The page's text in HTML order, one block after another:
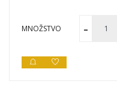
MNOŽSTVO